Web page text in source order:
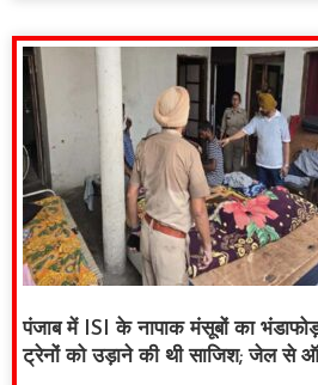
पंजाब में ISI के नापाक मंसूबों का
ट्रेनों को उड़ाने की थी साजिश; जेल से